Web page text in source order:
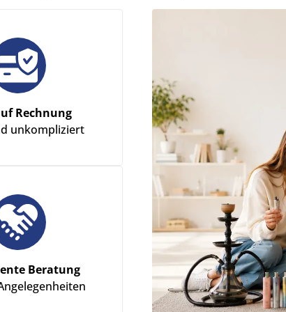
Rechnung
unkompliziert
Beratung